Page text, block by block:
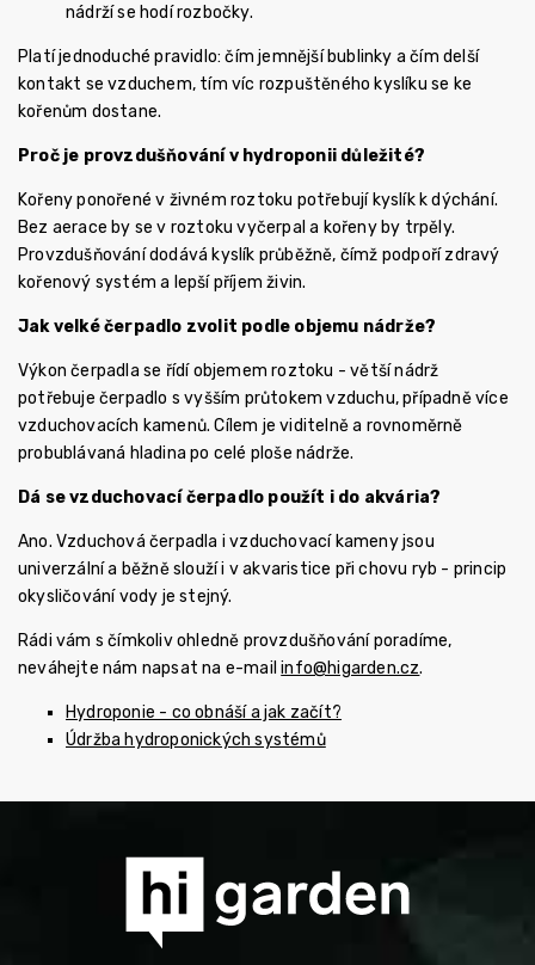
nádrží se hodí rozbočky.
Platí jednoduché pravidlo: čím jemnější bublinky a čím delší
kontakt se vzduchem, tím víc rozpuštěného kyslíku se ke
kořenům dostane.
Proč je provzdušňování v hydroponii důležité?
Kořeny ponořené v živném roztoku potřebují kyslík k dýchání.
Bez aerace by se v roztoku vyčerpal a kořeny by trpěly.
Provzdušňování dodává kyslík průběžně, čímž podpoří zdravý
kořenový systém a lepší příjem živin.
Jak velké čerpadlo zvolit podle objemu nádrže?
Výkon čerpadla se řídí objemem roztoku - větší nádrž
potřebuje čerpadlo s vyšším průtokem vzduchu, případně více
vzduchovacích kamenů. Cílem je viditelně a rovnoměrně
probublávaná hladina po celé ploše nádrže.
Dá se vzduchovací čerpadlo použít i do akvária?
Ano. Vzduchová čerpadla i vzduchovací kameny jsou
univerzální a běžně slouží i v akvaristice při chovu ryb - princip
okysličování vody je stejný.
Rádi vám s čímkoliv ohledně provzdušňování poradíme,
neváhejte nám napsat na e-mailinfo@higarden.cz.
Hydroponie - co obnáší a jak začít?
Údržba hydroponických systémů